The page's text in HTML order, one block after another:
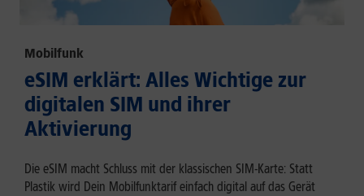
Mobilfunk
eSIM erklärt: Alles Wichtige zur
digitalen SIM und ihrer
Aktivierung
Die eSIM macht Schluss mit der klassischen SIM-Karte: Statt
Plastik wird Dein Mobilfunktarif einfach digital auf das Gerät